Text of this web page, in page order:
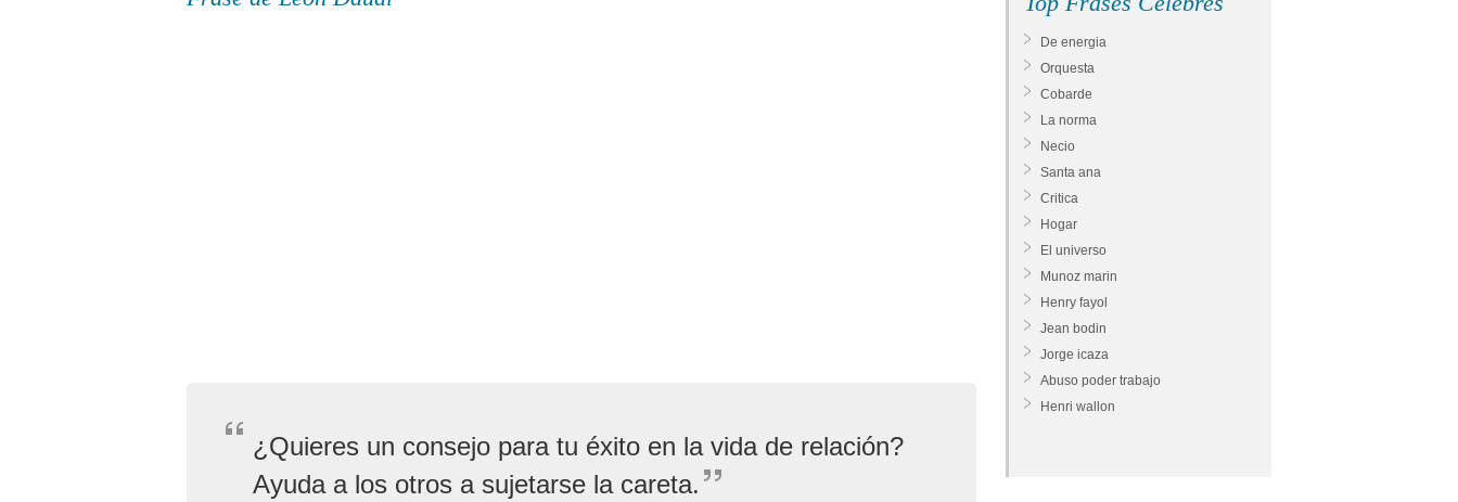
¿Quieres un consejo para tu éxito en la vida de relación?
Ayuda a los otros a sujetarse la careta.
De energia
Orquesta
Cobarde
La norma
Necio
Santa ana
Critica
Hogar
El universo
Munoz marin
Henry fayol
Jean bodin
Jorge icaza
Abuso poder trabajo
Henri wallon